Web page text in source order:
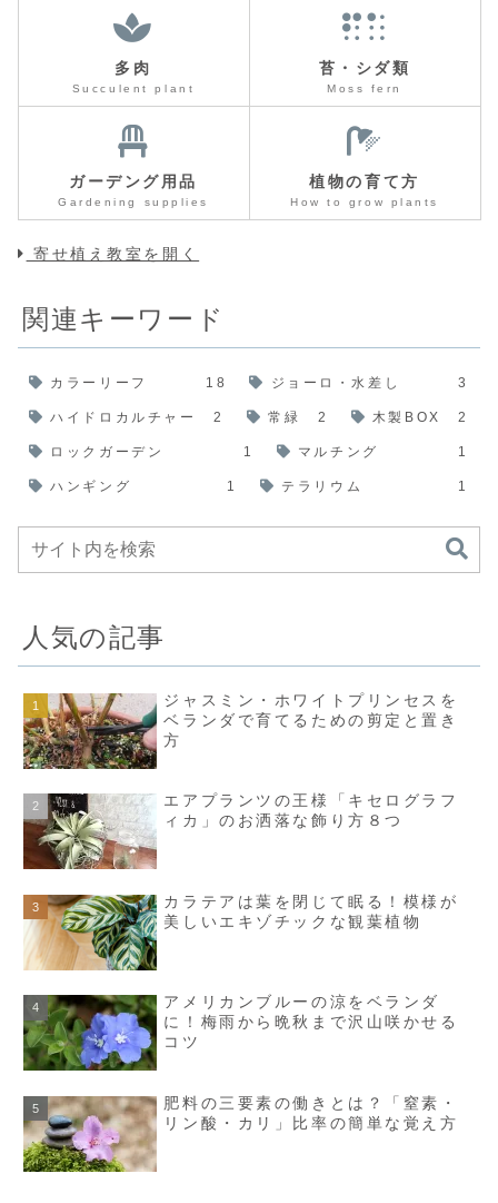
多肉
Succulent plant
苔・シダ類
Moss fern
ガーデング用品
Gardening supplies
植物の育て方
How to grow plants
寄せ植え教室を開く
関連キーワード
カラーリーフ 18 ジョーロ・水差し 3
ハイドロカルチャー 2 常緑 2 木製BOX 2
ロックガーデン 1 マルチング 1
ハンギング 1 テラリウム 1
人気の記事
ジャスミン・ホワイトプリンセスを
ベランダで育てるための剪定と置き
方
エアプランツの王様「キセログラフ
ィカ」のお洒落な飾り方８つ
カラテアは葉を閉じて眠る！模様が
美しいエキゾチックな観葉植物
アメリカンブルーの涼をベランダ
に！梅雨から晩秋まで沢山咲かせる
コツ
肥料の三要素の働きとは？「窒素・
リン酸・カリ」比率の簡単な覚え方